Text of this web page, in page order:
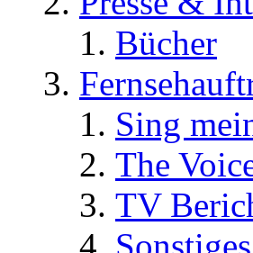
Bücher
Sing
The
TV
Sonstiges